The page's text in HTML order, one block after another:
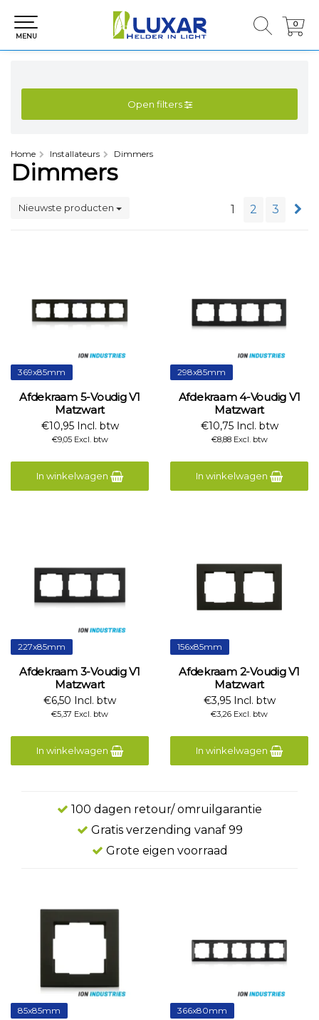
0
0
MENU
Open filters
Home Installateurs Dimmers
Dimmers
Nieuwste producten 1 2 3
369x85mm
Afdekraam 5-Voudig V1
Matzwart
€10,95 Incl. btw
€9,05 Excl. btw
In winkelwagen
298x85mm
Afdekraam 4-Voudig V1
Matzwart
€10,75 Incl. btw
€8,88 Excl. btw
In winkelwagen
227x85mm
Afdekraam 3-Voudig V1
Matzwart
€6,50 Incl. btw
€5,37 Excl. btw
In winkelwagen
156x85mm
Afdekraam 2-Voudig V1
Matzwart
€3,95 Incl. btw
€3,26 Excl. btw
In winkelwagen
100 dagen retour/ omruilgarantie
Gratis verzending vanaf 99
Grote eigen voorraad
85x85mm 366x80mm